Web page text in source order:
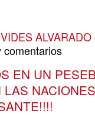
ALVARADO
EN UN